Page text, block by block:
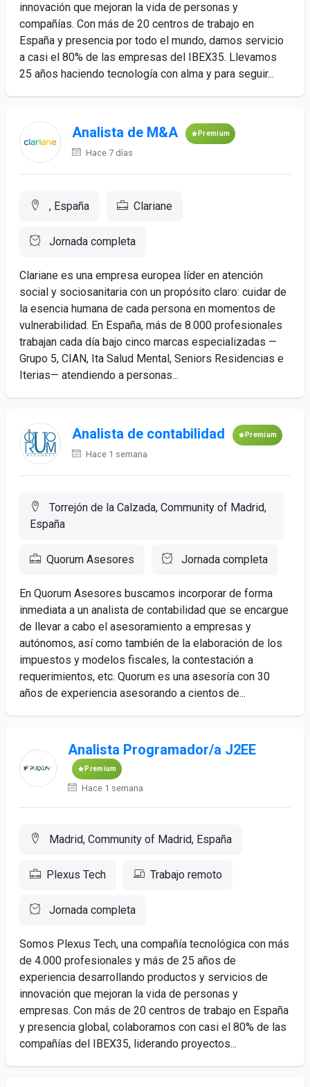
innovación que mejoran la vida de personas y
compañías. Con más de 20 centros de trabajo en
España y presencia por todo el mundo, damos servicio
a casi el 80% de las empresas del IBEX35. Llevamos
25 años haciendo tecnología con alma y para seguir...
Analista de M&A Premium
Hace 7 días
, España Clariane
Jornada completa
Clariane es una empresa europea líder en atención
social y sociosanitaria con un propósito claro: cuidar de
la esencia humana de cada persona en momentos de
vulnerabilidad. En España, más de 8.000 profesionales
trabajan cada día bajo cinco marcas especializadas —
Grupo 5, CIAN, Ita Salud Mental, Seniors Residencias e
Iterias— atendiendo a personas...
Analista de contabilidad Premium
Hace 1 semana
Torrejón de la Calzada, Community of Madrid,
España
Quorum Asesores Jornada completa
En Quorum Asesores buscamos incorporar de forma
inmediata a un analista de contabilidad que se encargue
de llevar a cabo el asesoramiento a empresas y
autónomos, así como también de la elaboración de los
impuestos y modelos fiscales, la contestación a
requerimientos, etc. Quorum es una asesoría con 30
años de experiencia asesorando a cientos de...
Analista Programador/a J2EE
Premium
Hace 1 semana
Madrid, Community of Madrid, España
Plexus Tech Trabajo remoto
Jornada completa
Somos Plexus Tech, una compañía tecnológica con más
de 4.000 profesionales y más de 25 años de
experiencia desarrollando productos y servicios de
innovación que mejoran la vida de personas y
empresas. Con más de 20 centros de trabajo en España
y presencia global, colaboramos con casi el 80% de las
compañías del IBEX35, liderando proyectos...